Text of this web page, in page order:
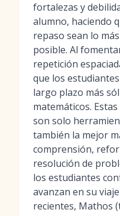
fortalezas y
alumno, haciendo
repaso sean lo
posible. Al
repetición
que los
largo plazo más
matemáticos.
son solo
también la mejor
comprensión,
resolución de
los estudiantes
avanzan en su
recientes, Mathos